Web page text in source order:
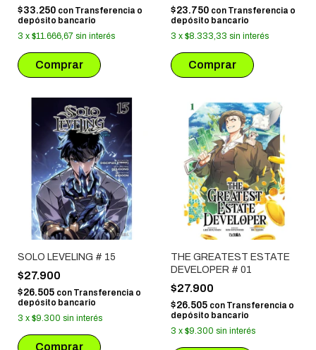
$33.250 con Transferencia o
depósito bancario
3 x $11.666,67 sin interés
$23.750 con Transferencia o
depósito bancario
3 x $8.333,33 sin interés
SOLO LEVELING # 15
$27.900
$26.505 con Transferencia o
depósito bancario
3 x $9.300 sin interés
THE GREATEST ESTATE
DEVELOPER # 01
$27.900
$26.505 con Transferencia o
depósito bancario
3 x $9.300 sin interés